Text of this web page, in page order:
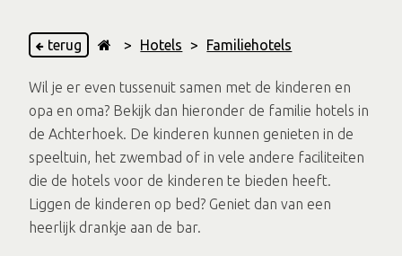
terug > Hotels > Familiehotels
Wil je er even tussenuit samen met de kinderen en
opa en oma? Bekijk dan hieronder de familie hotels in
de Achterhoek. De kinderen kunnen genieten in de
speeltuin, het zwembad of in vele andere faciliteiten
die de hotels voor de kinderen te bieden heeft.
Liggen de kinderen op bed? Geniet dan van een
heerlijk drankje aan de bar.